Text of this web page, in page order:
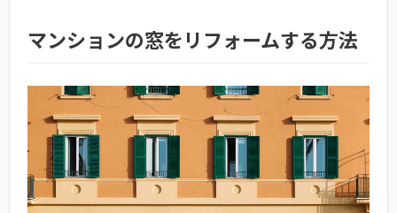
マンションの窓をリフォームする方法